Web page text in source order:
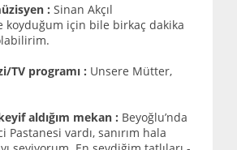
: Sinan Akçıl
koyduğum için bile birkaç dakika
TV programı : Unsere Mütter,
aldığım mekan : Beyoğlu’nda
vardı, sanırım hala